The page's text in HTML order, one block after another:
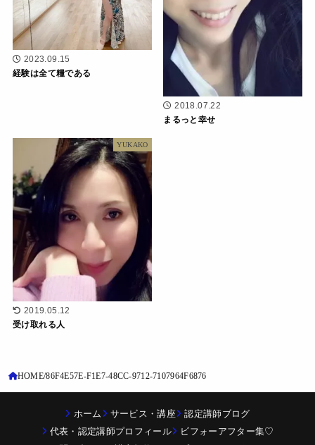
2023.09.15
経験は全て糧である
2018.07.22
まるっと幸せ
YUKAKO
2019.05.12
受け取れる人
HOME 86F4E57E-F1E7-48CC-9712-7107964F6876
ホーム サービス・講座
認定講師ブログ
代表・認定講師プロフィール
ビフォーアフター集♡